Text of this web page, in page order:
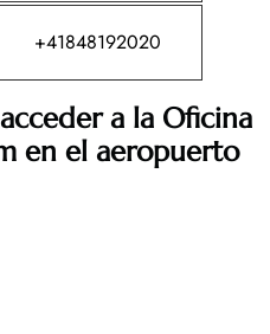
+41848192020
a la Oficina
en el aeropuerto